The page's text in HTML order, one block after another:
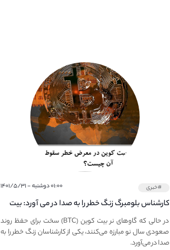
#خبری ۰۱:۰۰ دوشنبه - ۱۴۰۱/۵/۳۱
کارشناس بلومبرگ زنگ خطر را به صدا در می آورد: بیت
کوین در معرض خطر سقوط بزرگ است - دلیل آن
چیست؟
در حالی که گاوهای نر بیت کوین (BTC) سخت برای حفظ روند
صعودی سال نو مبارزه می‌کنند، یکی از کارشناسان زنگ خطر را به
صدا در می‌آورد.